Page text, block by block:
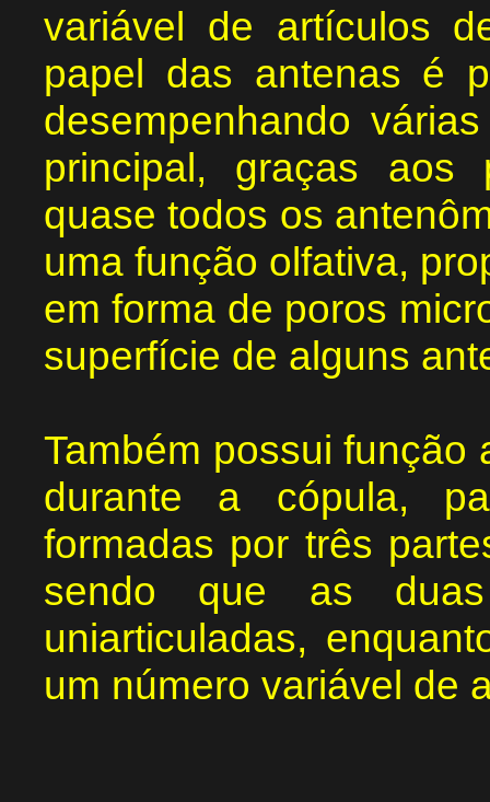
variável de artículos
papel das antenas é
desempenhando
principal, graças aos
quase todos os
uma função olfativa,
em forma de poros
superfície de alguns
Também possui função
durante a cópula,
formadas por três
sendo que as
uniarticuladas,
um número variável de